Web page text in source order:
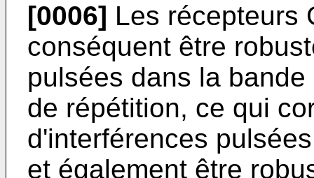
[0006] Les récepteurs
conséquent être
pulsées dans la
de répétition, ce qui
d'interférences
et également être